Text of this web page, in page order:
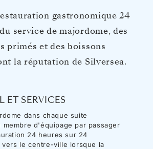
gastronomique 24
service de majordome, des
primés et des boissons
la réputation de Silversea.
ET SERVICES
dans chaque suite
membre d'équipage par passager
24 heures sur 24
vers le centre-ville lorsque la